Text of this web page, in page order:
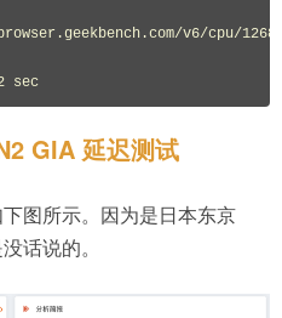
| 5630
v6/cpu/
sec
GIA 延迟测试
图所示。因为是日本东京
话说的。